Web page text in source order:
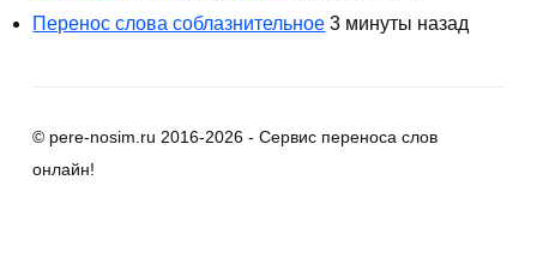
Перенос слова соблазнительное 3 минуты назад
© pere-nosim.ru 2016-2026 - Сервис переноса слов
онлайн!